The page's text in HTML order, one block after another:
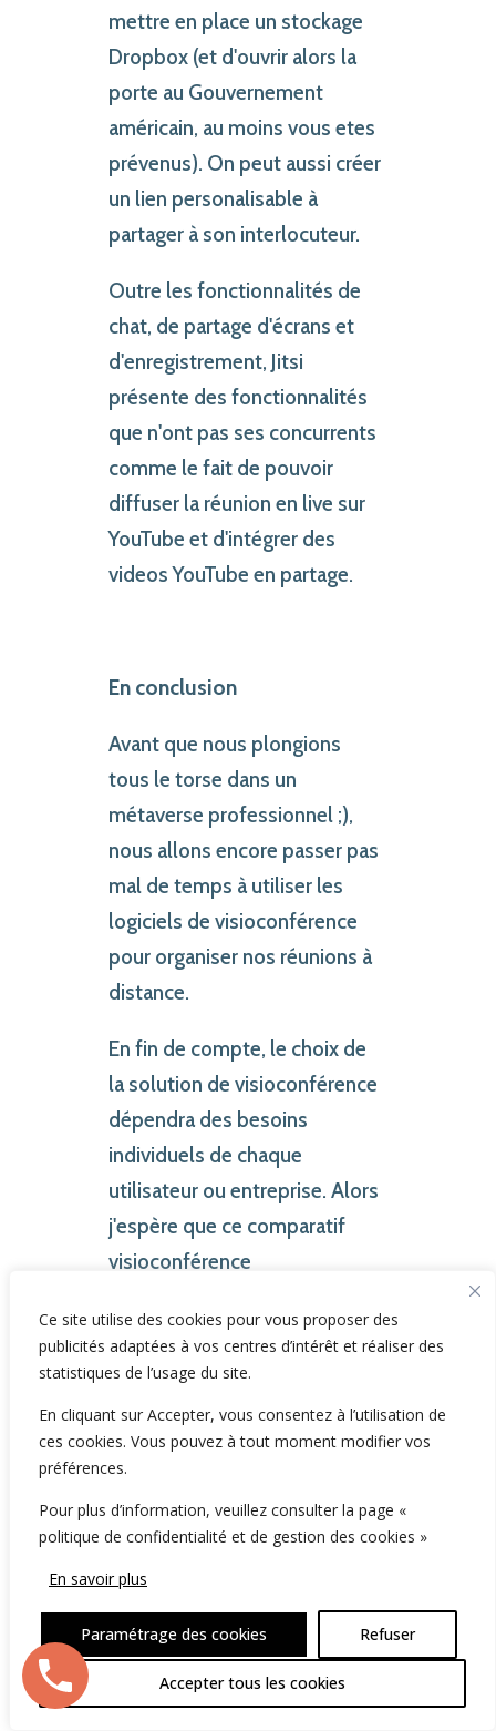
Ce site utilise des cookies pour vous proposer des
publicités adaptées à vos centres d’intérêt et réaliser des
statistiques de l’usage du site.
En cliquant sur Accepter, vous consentez à l’utilisation de
ces cookies. Vous pouvez à tout moment modifier vos
préférences.
Pour plus d’information, veuillez consulter la page «
politique de confidentialité et de gestion des cookies »
En savoir plus
Paramétrage des cookies Refuser
Accepter tous les cookies
mettre en place un stockage
Dropbox (et d'ouvrir alors la
porte au Gouvernement
américain, au moins vous etes
prévenus). On peut aussi créer
un lien personalisable à
partager à son interlocuteur.
Outre les fonctionnalités de
chat, de partage d'écrans et
d'enregistrement, Jitsi
présente des fonctionnalités
que n'ont pas ses concurrents
comme le fait de pouvoir
diffuser la réunion en live sur
YouTube et d'intégrer des
videos YouTube en partage.
En conclusion
Avant que nous plongions
tous le torse dans un
métaverse professionnel ;),
nous allons encore passer pas
mal de temps à utiliser les
logiciels de visioconférence
pour organiser nos réunions à
distance.
En fin de compte, le choix de
la solution de visioconférence
dépendra des besoins
individuels de chaque
utilisateur ou entreprise. Alors
j'espère que ce comparatif
visioconférence
utile.
Un conseil, maitriser au moins
deux outils de visio
conférence. Ainsi quand l'un
vous aurez toujours la
possibilité de rebondir sur
Et enfin, si une personne vous
propose d'utiliser un outil